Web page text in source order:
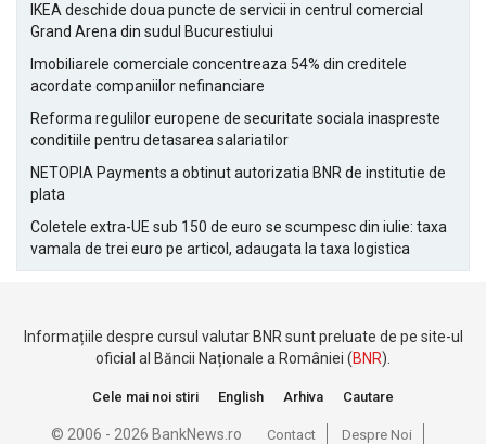
IKEA deschide doua puncte de servicii in centrul comercial
Grand Arena din sudul Bucurestiului
Imobiliarele comerciale concentreaza 54% din creditele
acordate companiilor nefinanciare
Reforma regulilor europene de securitate sociala inaspreste
conditiile pentru detasarea salariatilor
NETOPIA Payments a obtinut autorizatia BNR de institutie de
plata
Coletele extra-UE sub 150 de euro se scumpesc din iulie: taxa
vamala de trei euro pe articol, adaugata la taxa logistica
Informațiile despre cursul valutar BNR sunt preluate de pe site-ul
oficial al Băncii Naționale a României (BNR).
Cele mai noi stiri English Arhiva Cautare
© 2006 - 2026 BankNews.ro Contact Despre Noi